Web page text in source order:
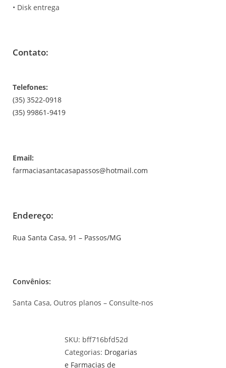
• Disk entrega
Contato:
Telefones:
(35) 3522-0918
(35) 99861-9419
Email:
farmaciasantacasapassos@hotmail.com
Endereço:
Rua Santa Casa, 91 – Passos/MG
Convênios:
Santa Casa, Outros planos – Consulte-nos
SKU: bff716bfd52d
Categorias: Drogarias
e Farmacias de